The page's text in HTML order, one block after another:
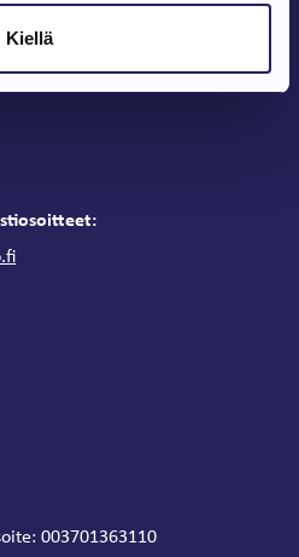
Kiellä
003701363110